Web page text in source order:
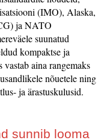
(IMO), Alaska,
ja NATO
suunatud
kompaktse ja
aina rangemaks
nõuetele ning
ja ärastuskulusid.
sunnib looma